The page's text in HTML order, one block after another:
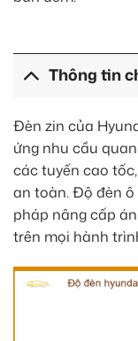
Thông tin
Đèn zin của
ứng nhu cầu
các tuyến cao
an toàn. Độ đèn
pháp nâng cấp
trên mọi hành